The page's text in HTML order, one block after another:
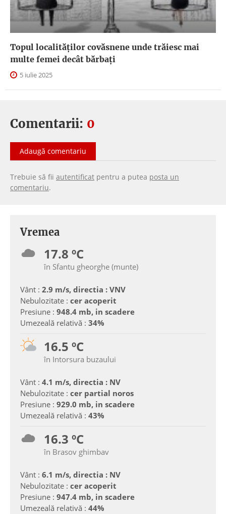
Topul localităților covăsnene unde trăiesc mai
multe femei decât bărbați
5 iulie 2025
Comentarii: 0
Adaugă comentariu
Trebuie să fii autentificat pentru a putea posta un
comentariu.
Vremea
17.8 ºC
în Sfantu gheorghe (munte)
Vânt : 2.9 m/s, directia : VNV
Nebulozitate : cer acoperit
Presiune : 948.4 mb, in scadere
Umezeală relativă : 34%
16.5 ºC
în Intorsura buzaului
Vânt : 4.1 m/s, directia : NV
Nebulozitate : cer partial noros
Presiune : 929.0 mb, in scadere
Umezeală relativă : 43%
16.3 ºC
în Brasov ghimbav
Vânt : 6.1 m/s, directia : NV
Nebulozitate : cer acoperit
Presiune : 947.4 mb, in scadere
Umezeală relativă : 44%